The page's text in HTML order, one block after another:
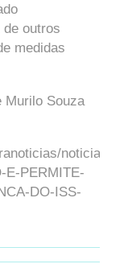
outros
medidas
Murilo Souza
noticias/
E-PERMITE-
DO-ISS-